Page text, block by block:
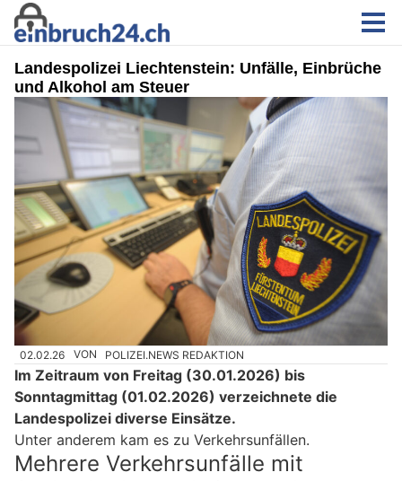
Landespolizei Liechtenstein: Unfälle, Einbrüche
und Alkohol am Steuer
02.02.26 VON POLIZEI.NEWS REDAKTION
Im Zeitraum von Freitag (30.01.2026) bis
Sonntagmittag (01.02.2026) verzeichnete die
Landespolizei diverse Einsätze.
Unter anderem kam es zu Verkehrsunfällen.
Mehrere Verkehrsunfälle mit